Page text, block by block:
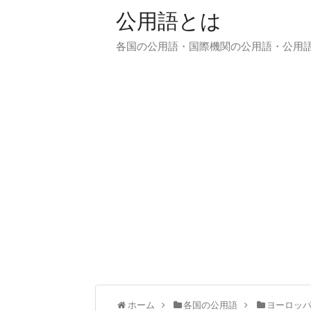
公用語とは
各国の公用語・国際機関の公用語・公用
ホーム 各国の公用語 ヨーロッパ